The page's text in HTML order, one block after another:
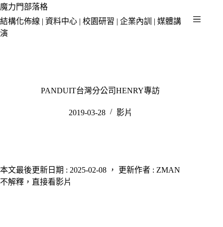
跳
至
主
魔力門部落格
結構化佈線 | 資料中心 | 校園研習 | 企業內訓 | 媒體講
演
PANDUIT台灣分公司HENRY專訪
2019-03-28 影片
本文最後更新日期 : 2025-02-08 ， 更新作者 : ZMAN
不解釋，直接看影片